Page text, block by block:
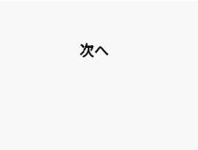
次へ